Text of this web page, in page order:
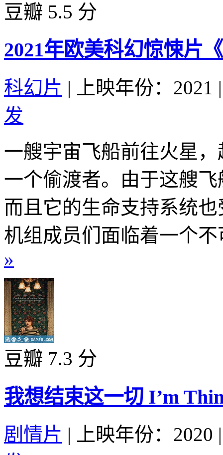
豆瓣 5.5 分
2021年欧美科幻惊悚片
科幻片 | 上映年份：2021 |
发
一艘宇宙飞船前往火星
一个偷渡者。由于这艘
而且它的生命支持系统
机组成员们面临着一个
»
豆瓣 7.3 分
我想结束这一切 I’m
剧情片 | 上映年份：2020 |